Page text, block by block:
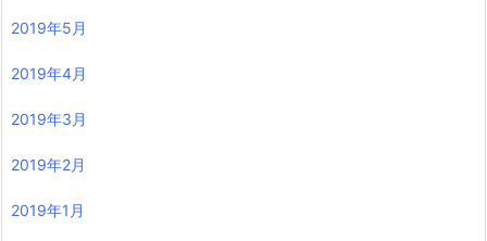
2019年5月
2019年4月
2019年3月
2019年2月
2019年1月